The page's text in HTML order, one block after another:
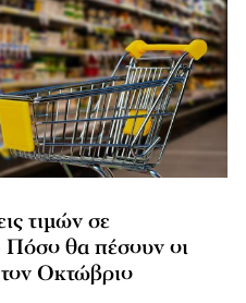
τιμών σε
Πόσο θα πέσουν οι
τον Οκτώβριο